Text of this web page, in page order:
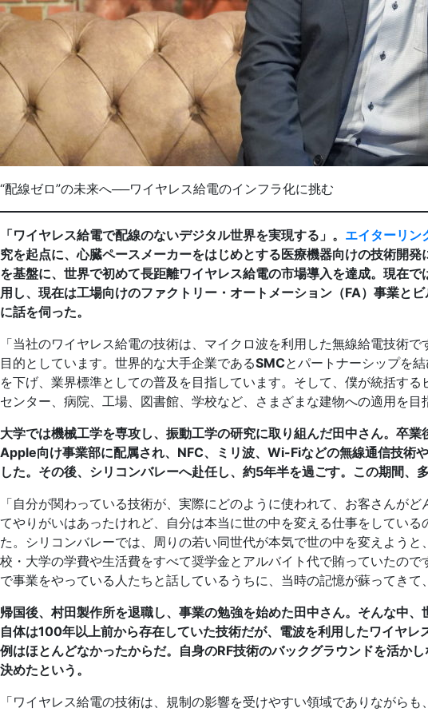
“配線ゼロ”の未来へ──ワイヤレス給電のインフラ化に挑む
「ワイヤレス給電で配線のないデジタル世界を実現する」。 エイターリン
究を起点に、心臓ペースメーカーをはじめとする医療機器向けの技術開
を基盤に、世界で初めて長距離ワイヤレス給電の市場導入を達成。現在
用し、現在は工場向けのファクトリー・オートメーション（FA）事業と
に話を伺った。
「当社のワイヤレス給電の技術は、マイクロ波を利用した無線給電技術
目的としています。世界的な大手企業であるSMCとパートナーシップを
を下げ、業界標準としての普及を目指しています。そして、僕が統括す
センター、病院、工場、図書館、学校など、さまざまな建物への適用を
大学では機械工学を専攻し、振動工学の研究に取り組んだ田中さん。卒
Apple向け事業部に配属され、NFC、ミリ波、Wi-Fiなどの無線通信技術
した。その後、シリコンバレーへ赴任し、約5年半を過ごす。この期間、
「自分が関わっている技術が、実際にどのように使われて、お客さんが
てやりがいはあったけれど、自分は本当に世の中を変える仕事をしてい
た。シリコンバレーでは、周りの若い同世代が本気で世の中を変えよう
校・大学の学費や生活費をすべて奨学金とアルバイト代で賄っていたの
で事業をやっている人たちと話しているうちに、当時の記憶が蘇ってき
帰国後、村田製作所を退職し、事業の勉強を始めた田中さん。そんな中
自体は100年以上前から存在していた技術だが、電波を利用したワイヤ
例はほとんどなかったからだ。自身のRF技術のバックグラウンドを活か
決めたという。
「ワイヤレス給電の技術は、規制の影響を受けやすい領域でありながら